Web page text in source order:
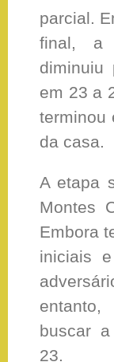
parcial.
final, a
em 23 a
terminou
da casa.
A etapa
Montes
Embora
iniciais
buscar
23.